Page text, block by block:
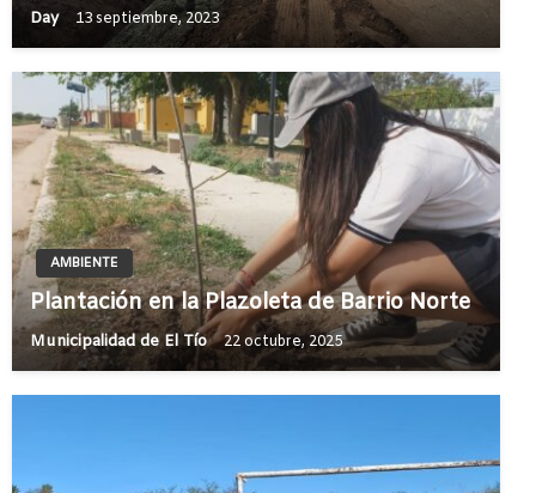
Day 13 septiembre, 2023
AMBIENTE
Plantación en la Plazoleta de Barrio Norte
Municipalidad de El Tío 22 octubre, 2025